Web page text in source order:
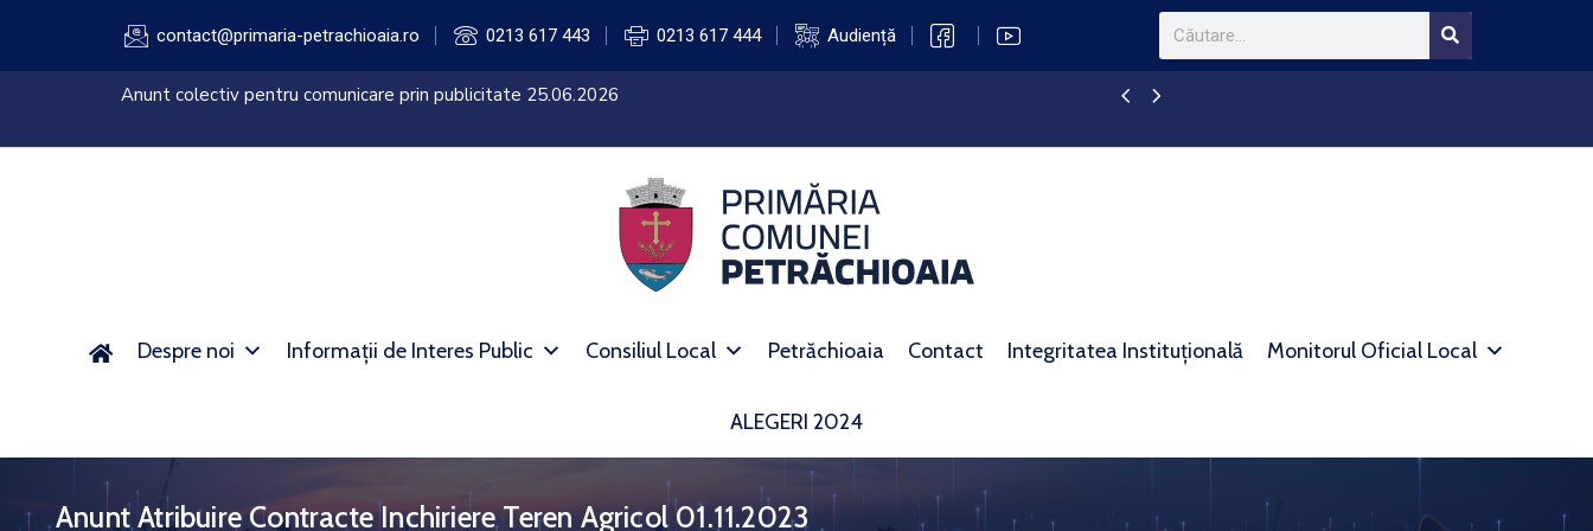
contact@primaria-petrachioaia.ro 0213 617 443 0213 617 444 Audiență
Anunt colectiv pentru comunicare prin publicitate 25.06.2026
Despre noi Informații de Interes Public Consiliul Local Petrăchioaia Contact Integritatea Instituțională Monitorul Oficial Local
ALEGERI 2024
Anunt Atribuire Contracte Inchiriere Teren Agricol 01.11.2023